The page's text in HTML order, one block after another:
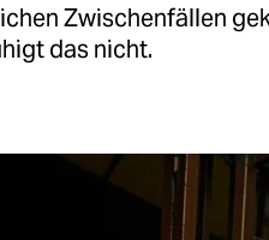
Zwischenfällen
das nicht.